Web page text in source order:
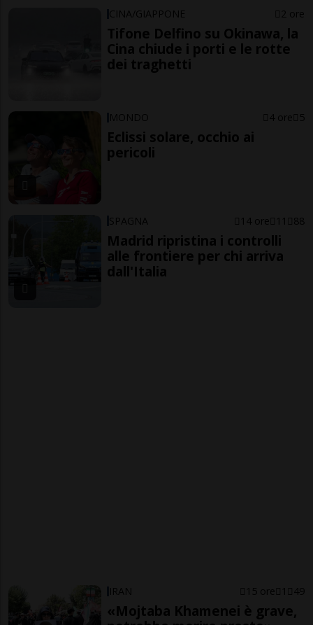
CINA/GIAPPONE 2 ore
Tifone Delfino su Okinawa, la
Cina chiude i porti e le rotte
dei traghetti
MONDO 4 ore 5
Eclissi solare, occhio ai
pericoli
SPAGNA 14 ore 11 88
Madrid ripristina i controlli
alle frontiere per chi arriva
dall'Italia
IRAN 15 ore 1 49
«Mojtaba Khamenei è grave,